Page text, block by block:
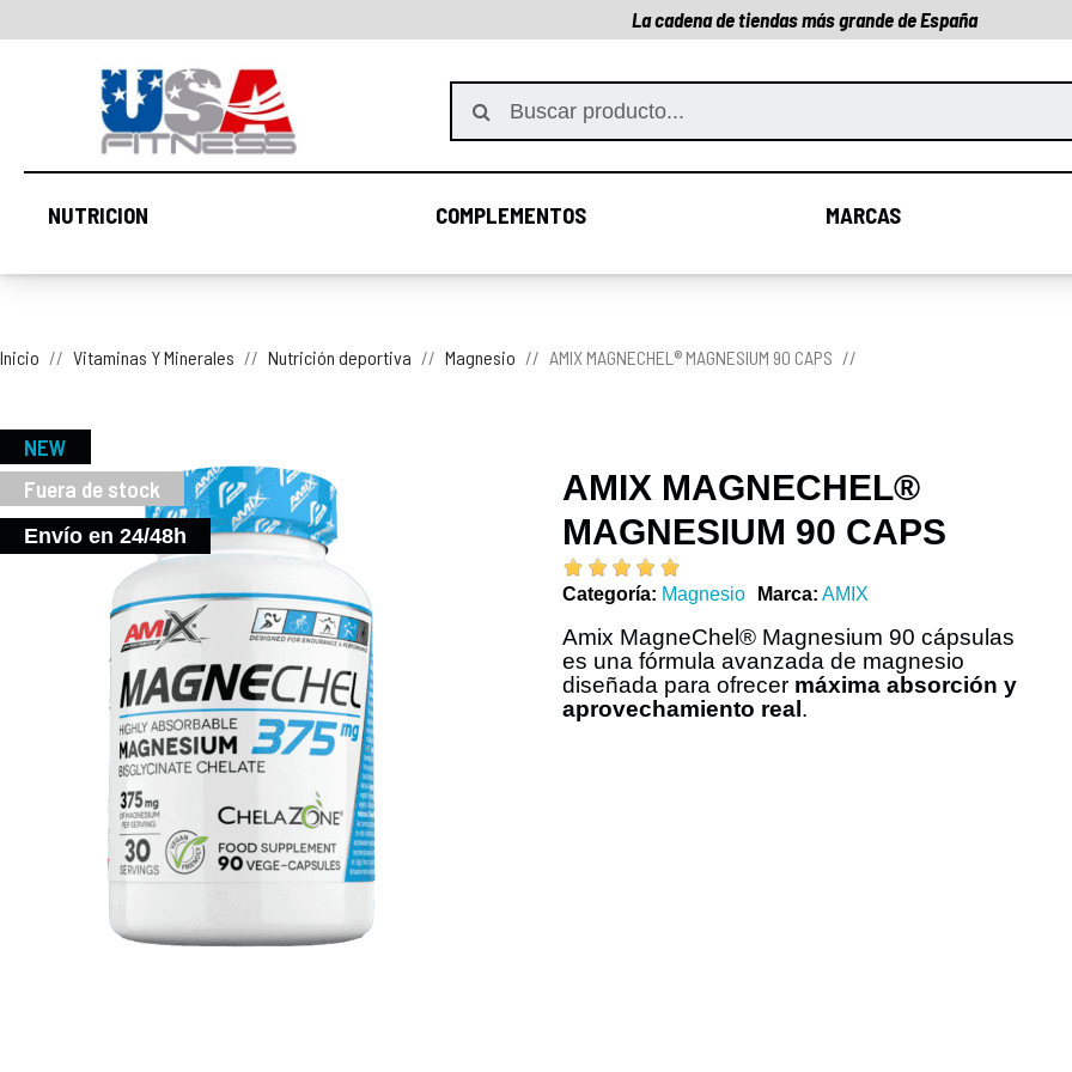
La cadena de tiendas más grande de España
NUTRICION COMPLEMENTOS MARCAS
COMPLEMENTOS MARCAS
Inicio Vitaminas Y Minerales Nutrición deportiva Magnesio AMIX MAGNECHEL® MAGNESIUM 90 CAPS
NEW
Fuera de stock
Envío en 24/48h
AMIX MAGNECHEL®
MAGNESIUM 90 CAPS
Categoría Magnesio Marca AMIX
Amix MagneChel® Magnesium 90 cápsulas
es una fórmula avanzada de magnesio
diseñada para ofrecer máxima absorción y
aprovechamiento real .